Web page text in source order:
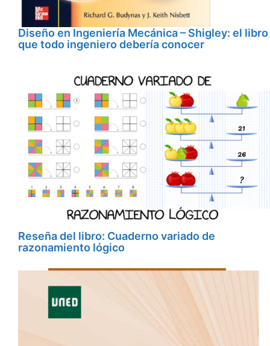
Diseño en Ingeniería Mecánica – Shigley: el libro
que todo ingeniero debería conocer
Reseña del libro: Cuaderno variado de
razonamiento lógico